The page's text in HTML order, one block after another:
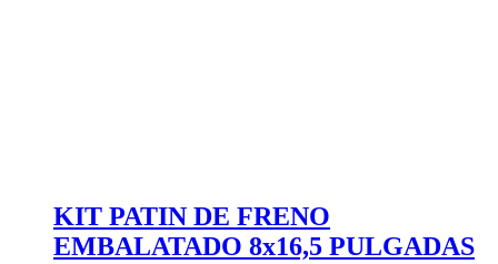
KIT PATIN DE FRENO
EMBALATADO 8x16,5 PULGADAS